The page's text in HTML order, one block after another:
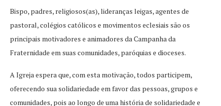
Bispo, padres, religiosos(as), lideranças leigas, agentes de
pastoral, colégios católicos e movimentos eclesiais são os
principais motivadores e animadores da Campanha da
Fraternidade em suas comunidades, paróquias e dioceses.
A Igreja espera que, com esta motivação, todos participem,
oferecendo sua solidariedade em favor das pessoas, grupos e
comunidades, pois ao longo de uma história de solidariedade e